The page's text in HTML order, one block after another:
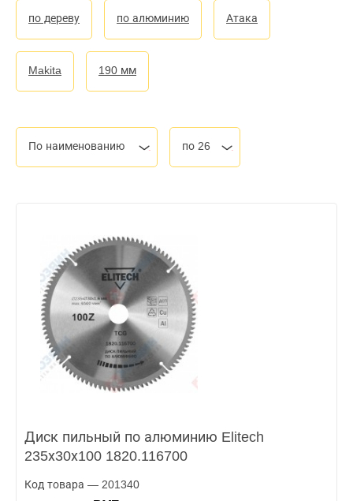
по дереву по алюминию Атака
Makita 190 мм
По наименованию по 26
Диск пильный по алюминию Elitech
235х30х100 1820.116700
Код товара — 201340